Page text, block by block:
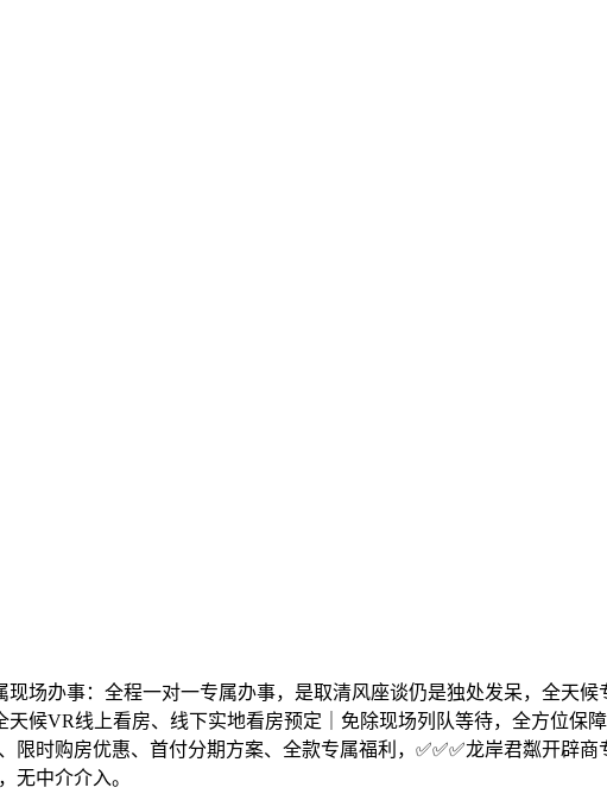
办事：全程一对一专属办事，是取清风座谈仍是独处发呆，全天候
候VR线上看房、线下实地看房预定｜免除现场列队等待，全方位保
时购房优惠、首付分期方案、全款专属福利，✅✅✅龙岸君粼开辟
无中介介入。